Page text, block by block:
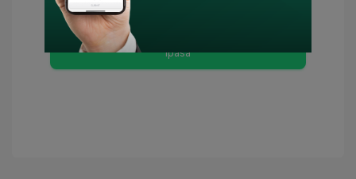
UTSPAY ay ituturing kong aking
tagapayo.
Ipasa